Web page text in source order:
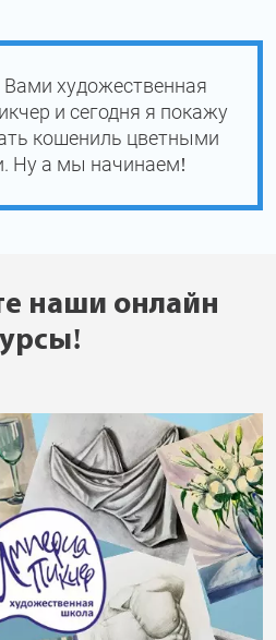
художественная
и сегодня я покажу
кошениль цветными
Ну а мы начинаем!
наши онлайн